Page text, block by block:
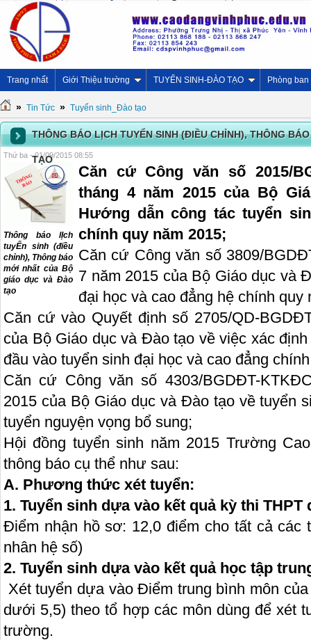
Trang nhất Giới Thiệu trường TUYỂN SINH-ĐÀO TẠO Phòng ban
» Tin Tức » Tuyển sinh_Đào tạo
THÔNG BÁO LỊCH TUYỂN SINH (ĐIỀU CHỈNH), THÔNG
TẠO
Thứ ba - 01/09/2015 08:55
Thông báo lỊch
tuyỂn sinh (điều
chỉnh), Thông báo
mới nhất của Bộ
giáo dục và Đào
tạo
Căn cứ Công văn số 2015/
tháng 4 năm 2015 của Bộ
Hướng dẫn công tác tuyển
chính quy năm 2015;
Căn cứ Công văn số 3809/
7 năm 2015 của Bộ Giáo dục và
đại học và cao đẳng hệ chính quy
Căn cứ vào Quyết định số 2705/QD-
của Bộ Giáo dục và Đào tạo về việc xác
đầu vào tuyển sinh đại học và cao đẳng
Căn cứ Công văn số 4303/BGDĐT-
2015 của Bộ Giáo dục và Đào tạo về tuyển
tuyển nguyện vọng bổ sung;
Hội đồng tuyển sinh năm 2015 Trường
thông báo cụ thể như sau:
A. Phương thức xét tuyển:
1. Tuyển sinh dựa vào kết quả kỳ thi THPT
Điểm nhận hồ sơ: 12,0 điểm cho tất cả các
nhân hệ số)
2. Tuyển sinh dựa vào kết quả học tập
Xét tuyển dựa vào Điểm trung bình môn
dưới 5,5) theo tổ hợp các môn dùng để xét
trường.